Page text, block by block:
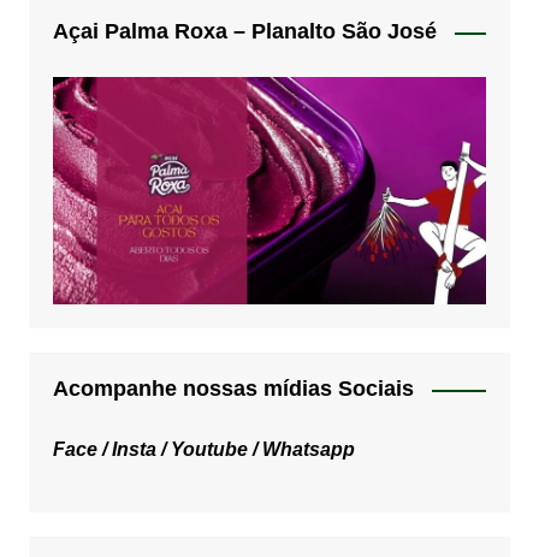
Açai Palma Roxa – Planalto São José
Acompanhe nossas mídias Sociais
Face /Insta /Youtube /Whatsapp